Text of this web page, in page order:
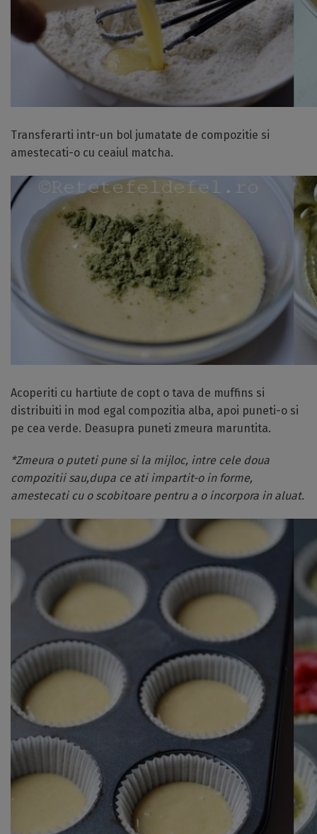
Transferarti intr-un bol jumatate de compozitie si
amestecati-o cu ceaiul matcha.
Acoperiti cu hartiute de copt o tava de muffins si
distribuiti in mod egal compozitia alba, apoi puneti-o si
pe cea verde. Deasupra puneti zmeura maruntita.
*Zmeura o puteti pune si la mijloc, intre cele doua
compozitii sau,dupa ce ati impartit-o in forme,
amestecati cu o scobitoare pentru a o incorpora in aluat.